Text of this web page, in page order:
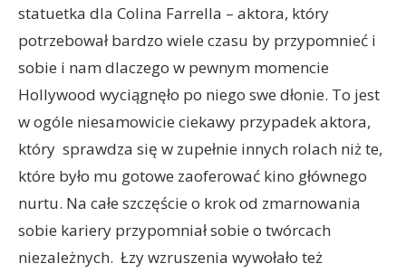
statuetka dla Colina Farrella – aktora, który
potrzebował bardzo wiele czasu by przypomnieć i
sobie i nam dlaczego w pewnym momencie
Hollywood wyciągnęło po niego swe dłonie. To jest
w ogóle niesamowicie ciekawy przypadek aktora,
który sprawdza się w zupełnie innych rolach niż te,
które było mu gotowe zaoferować kino głównego
nurtu. Na całe szczęście o krok od zmarnowania
sobie kariery przypomniał sobie o twórcach
niezależnych. Łzy wzruszenia wywołało też